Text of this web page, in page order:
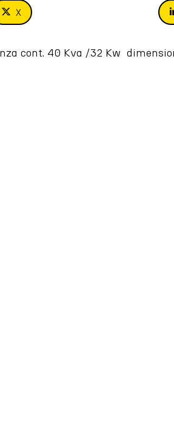
X
cont. 40 Kva /32 Kw